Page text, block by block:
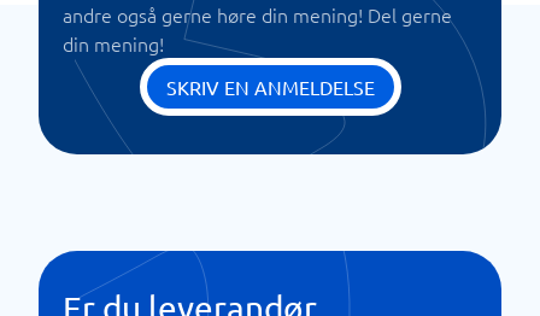
andre også gerne høre din mening! Del gerne
din mening!
SKRIV EN ANMELDELSE